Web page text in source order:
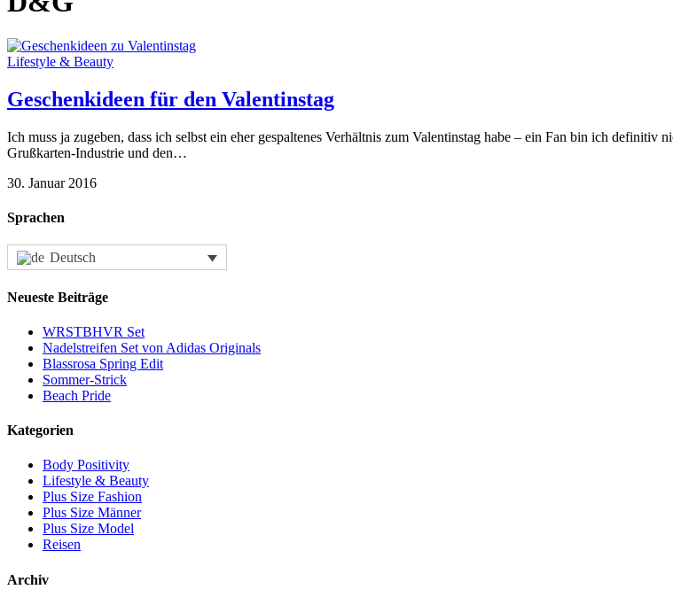
Lifestyle & Beauty
Geschenkideen für den Valentinstag
Ich muss ja zugeben, dass ich selbst ein eher gespaltenes Verhältnis zum Valentinstag habe – ein Fan bin ich
Grußkarten-Industrie und den…
30. Januar 2016
Sprachen
Deutsch
Neueste Beiträge
WRSTBHVR Set
Nadelstreifen Set von Adidas Originals
Blassrosa Spring Edit
Sommer-Strick
Beach Pride
Kategorien
Body Positivity
Lifestyle & Beauty
Plus Size Fashion
Plus Size Männer
Plus Size Model
Reisen
Archiv